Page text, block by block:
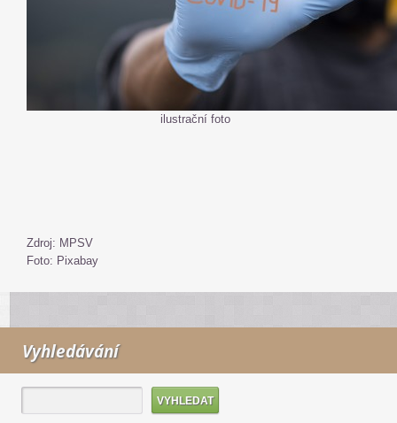
ilustrační foto
Zdroj: MPSV
Foto: Pixabay
Vyhledávání